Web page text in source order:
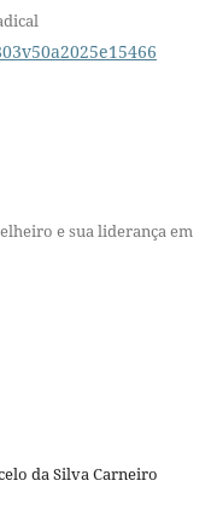
e sua liderança em
da Silva Carneiro